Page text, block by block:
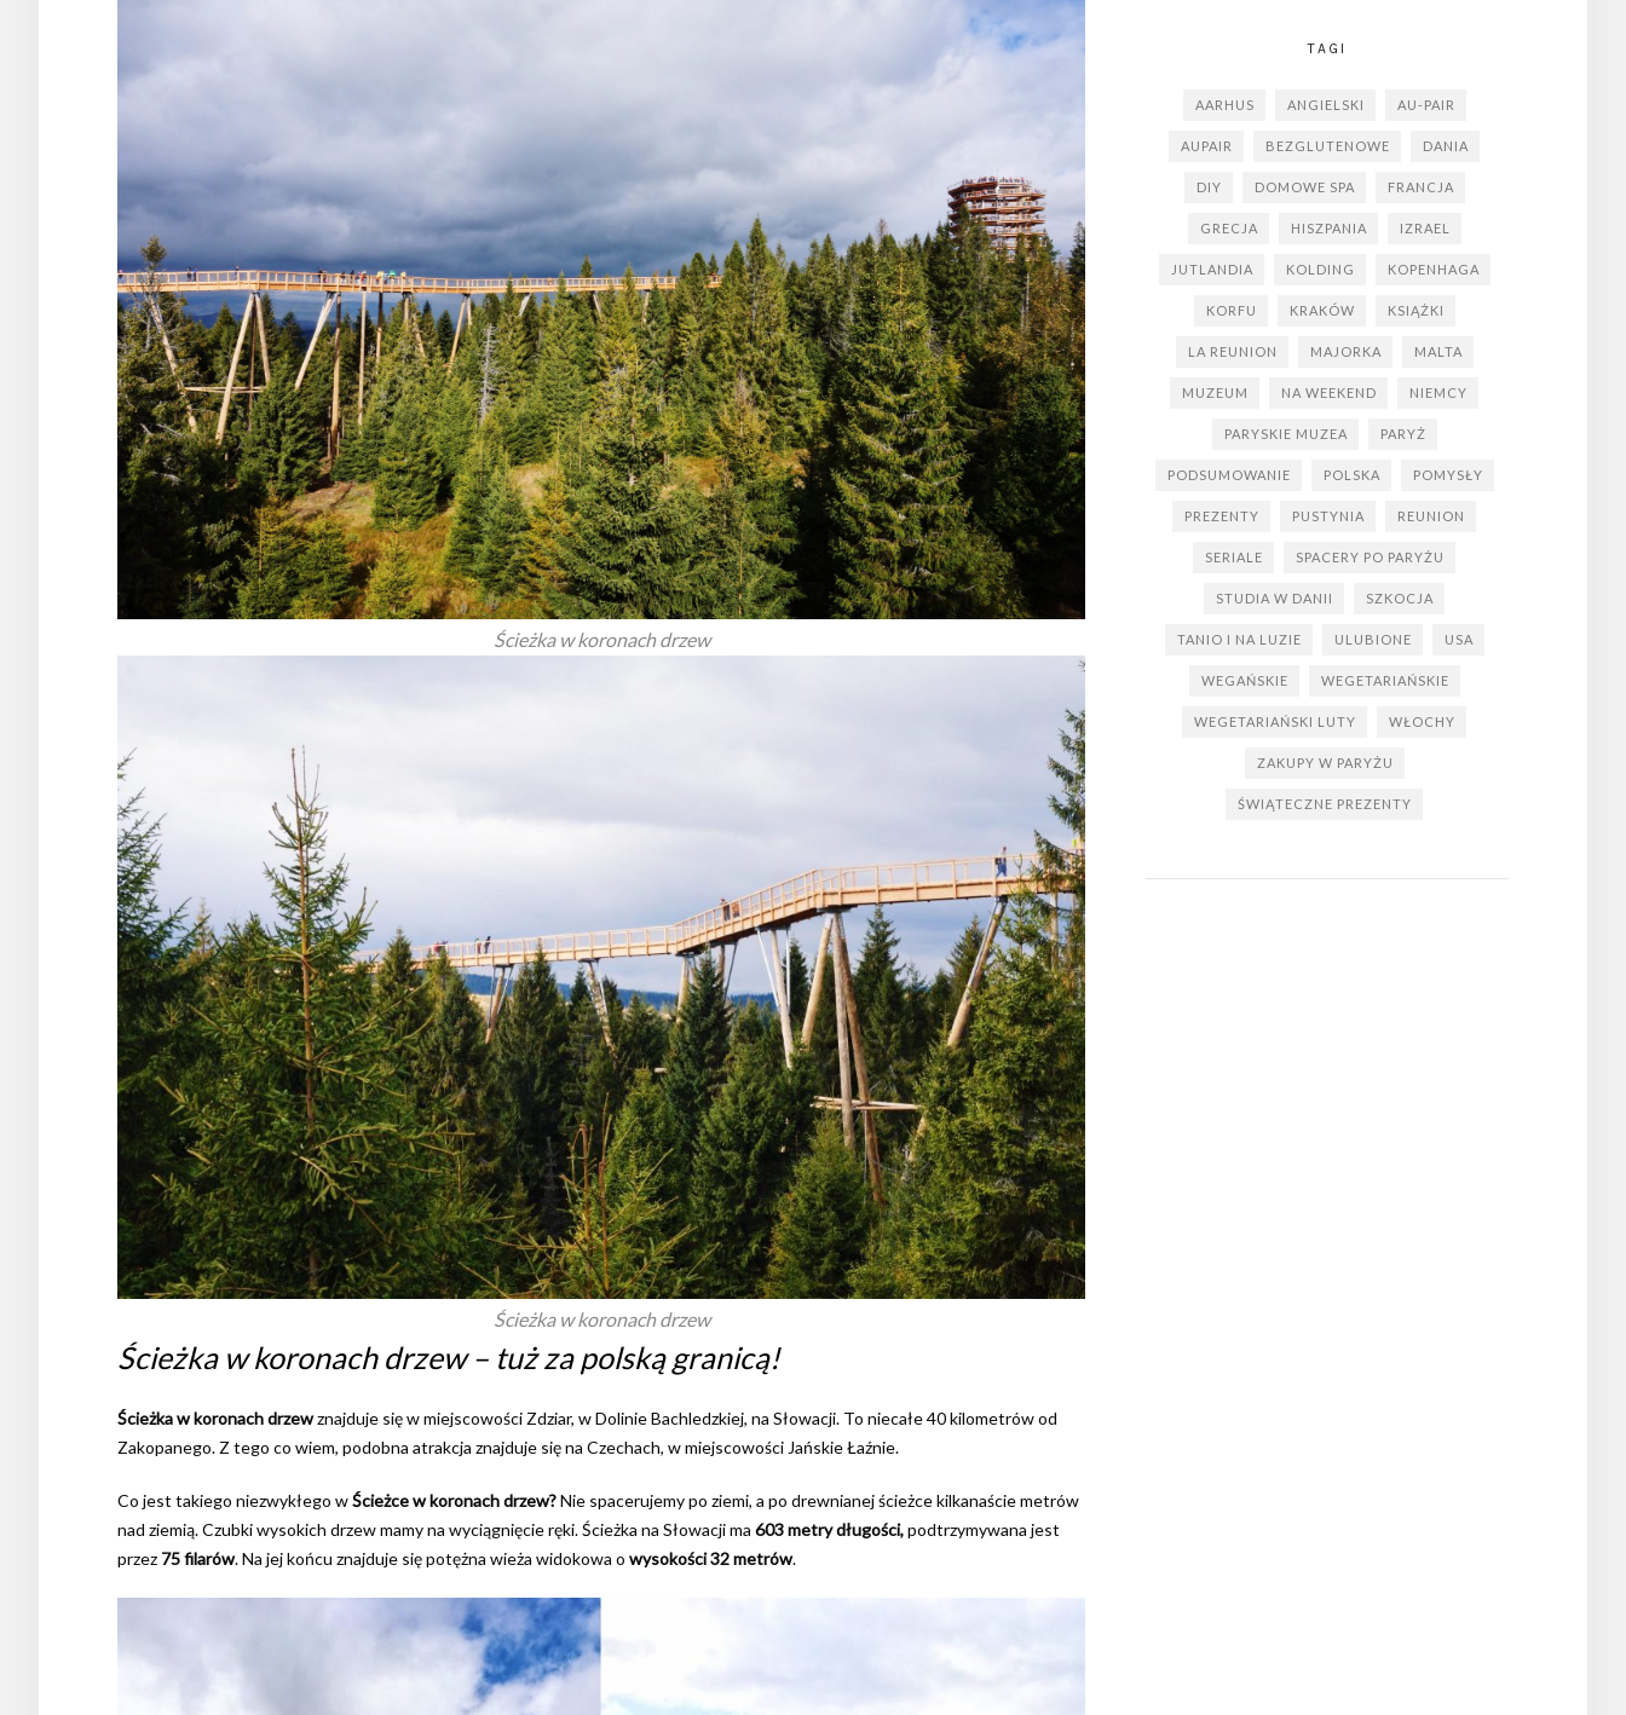
Ścieżka w koronach drzew
Ścieżka w koronach drzew
Ścieżka w koronach drzew – tuż za polską granicą!
Ścieżka w koronach drzewznajduje się w miejscowości Zdziar, w Dolinie Bachledzkiej, na Słowacji. To niecałe 40 kilometrów od
Zakopanego. Z tego co wiem, podobna atrakcja znajduje się na Czechach, w miejscowości Jańskie Łaźnie.
Co jest takiego niezwykłego wŚcieżce w koronach drzew?Nie spacerujemy po ziemi, a po drewnianej ścieżce kilkanaście metrów
nad ziemią. Czubki wysokich drzew mamy na wyciągnięcie ręki. Ścieżka na Słowacji ma 603 metry długości,podtrzymywana jest
przez 75 filarów. Na jej końcu znajduje się potężna wieża widokowa o wysokości 32 metrów.
TAGI
AARHUS ANGIELSKI AU-PAIR
AUPAIR BEZGLUTENOWE DANIA
DIY DOMOWE SPA FRANCJA
GRECJA HISZPANIA IZRAEL
JUTLANDIA KOLDING KOPENHAGA
KORFU KRAKÓW KSIĄŻKI
LA REUNION MAJORKA MALTA
MUZEUM NA WEEKEND NIEMCY
PARYSKIE MUZEA PARYŻ
PODSUMOWANIE POLSKA POMYSŁY
PREZENTY PUSTYNIA REUNION
SERIALE SPACERY PO PARYŻU
STUDIA W DANII SZKOCJA
TANIO I NA LUZIE ULUBIONE USA
WEGAŃSKIE WEGETARIAŃSKIE
WEGETARIAŃSKI LUTY WŁOCHY
ZAKUPY W PARYŻU
ŚWIĄTECZNE PREZENTY